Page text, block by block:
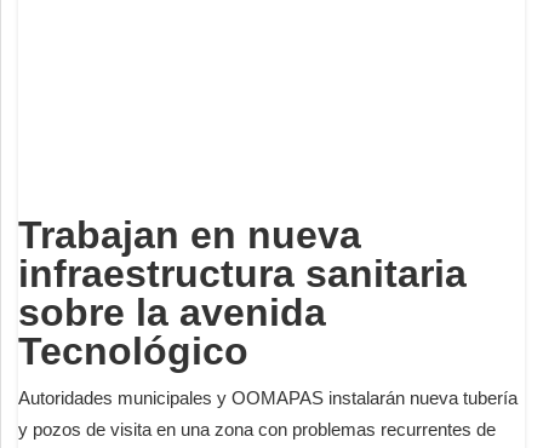
Trabajan en nueva
infraestructura sanitaria
sobre la avenida
Tecnológico
Autoridades municipales y OOMAPAS instalarán nueva tubería
y pozos de visita en una zona con problemas recurrentes de